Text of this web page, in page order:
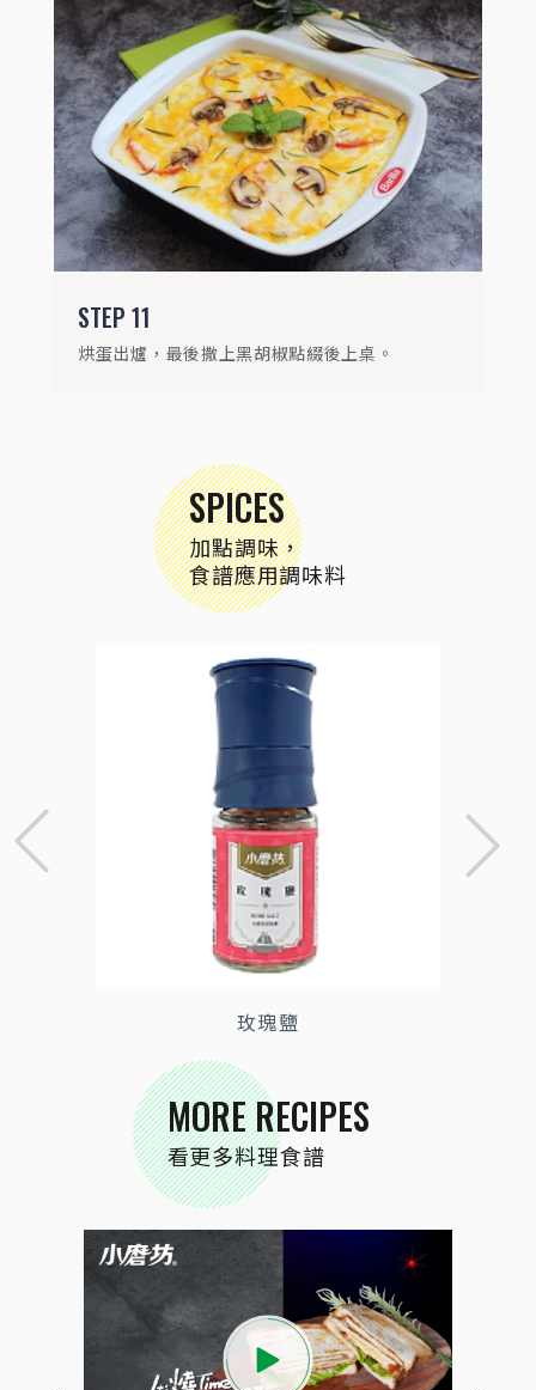
STEP 11
烘蛋出爐，最後撒上黑胡椒點綴後上桌。
SPICES
加點調味，
食譜應用調味料
玫瑰鹽
MORE RECIPES
看更多料理食譜